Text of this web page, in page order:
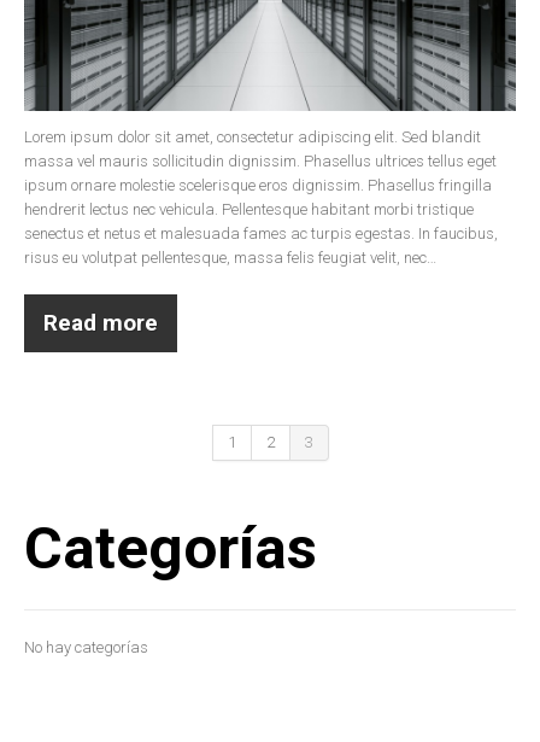
Lorem ipsum dolor sit amet, consectetur adipiscing elit. Sed blandit
massa vel mauris sollicitudin dignissim. Phasellus ultrices tellus eget
ipsum ornare molestie scelerisque eros dignissim. Phasellus fringilla
hendrerit lectus nec vehicula. Pellentesque habitant morbi tristique
senectus et netus et malesuada fames ac turpis egestas. In faucibus,
risus eu volutpat pellentesque, massa felis feugiat velit, nec…
Read more
1 2 3
Categorías
No hay categorías